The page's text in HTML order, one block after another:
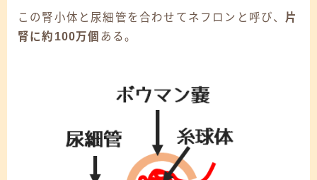
この腎小体と尿細管を合わせてネフロンと呼び、 片
腎に約100万個 ある。